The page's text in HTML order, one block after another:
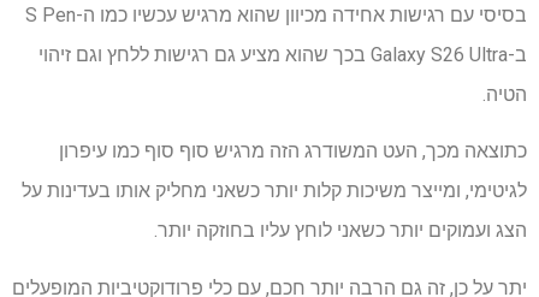
בסיסי עם רגישות אחידה מכיוון שהוא מרגיש עכשיו כמו ה-S Pen
ב-Galaxy S26 Ultra בכך שהוא מציע גם רגישות ללחץ וגם זיהוי
הטיה.
כתוצאה מכך, העט המשודרג הזה מרגיש סוף סוף כמו עיפרון
לגיטימי, ומייצר משיכות קלות יותר כשאני מחליק אותו בעדינות על
הצג ועמוקים יותר כשאני לוחץ עליו בחוזקה יותר.
יתר על כן, זה גם הרבה יותר חכם, עם כלי פרודוקטיביות המופעלים